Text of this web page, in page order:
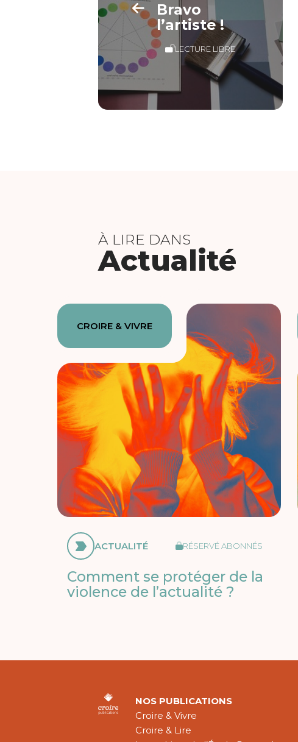
Bravo
l’artiste !
LECTURE LIBRE
À LIRE DANS
Actualité
CROIRE & VIVRE
ACTUALITÉ RÉSERVÉ ABONNÉS
Comment se protéger de la
violence de l’actualité ?
NOS PUBLICATIONS
Croire & Vivre
Croire & Lire